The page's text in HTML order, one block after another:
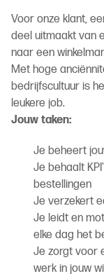
Voor onze klant,
deel uitmaakt van
naar een
Met hoge
bedrijfscultuur is
leukere job.
Jouw taken:
Je beheert
Je behaalt
bestellingen
Je verzekert
Je leidt en
elke dag het
Je zorgt voor
werk in jouw